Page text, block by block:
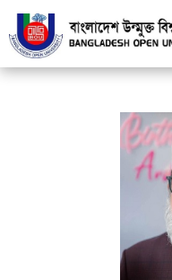
বাউবি উপাচার্যের